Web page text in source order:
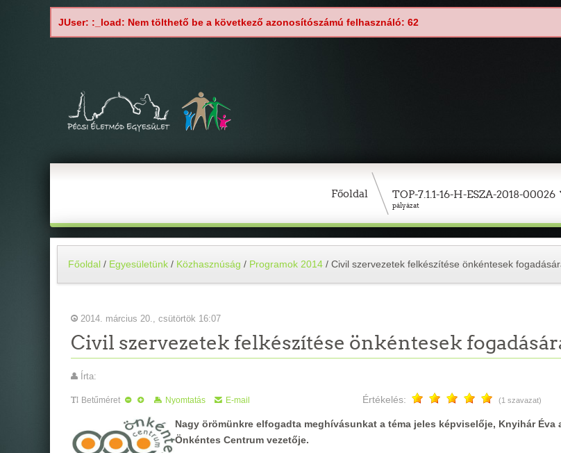
JUser: :_load: Nem tölthető be a következő azonosítószámú felhasználó: 62
Főoldal TOP-7.1.1-16-H-ESZA-2018-00026
pályázat
Főoldal / Egyesületünk / Közhasznúság / Programok 2014 / Civil szervezetek felkészítése önkéntesek
2014. március 20., csütörtök 16:07
Civil szervezetek felkészítése önkéntesek
Írta:
Betűméret Nyomtatás E-mail Értékelés: (1 szavazat)
Nagy örömünkre elfogadta meghívásunkat a téma jeles képviselője, Knyihár Éva
Önkéntes Centrum vezetője.